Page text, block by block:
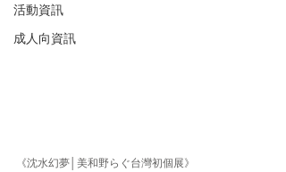
活動資訊
成人向資訊
《沈水幻夢│美和野らぐ台灣初個展》